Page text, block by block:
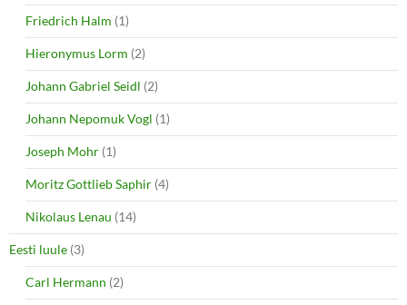
Friedrich Halm (1)
Hieronymus Lorm (2)
Johann Gabriel Seidl (2)
Johann Nepomuk Vogl (1)
Joseph Mohr (1)
Moritz Gottlieb Saphir (4)
Nikolaus Lenau (14)
Eesti luule (3)
Carl Hermann (2)